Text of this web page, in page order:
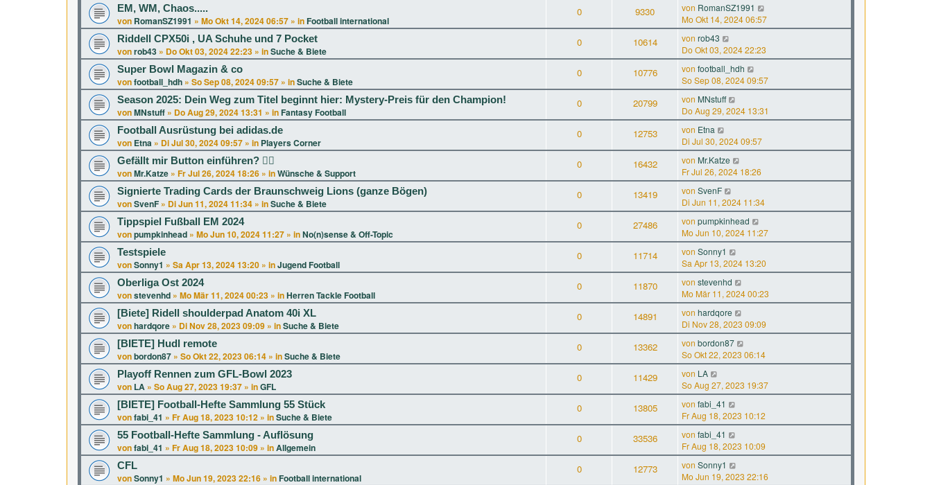
EM, WM, Chaos.....
von RomanSZ1991 » Mo Okt 14, 2024 06:57 » in Football international
0 9330 von RomanSZ1991
Mo Okt 14, 2024 06:57
Riddell CPX50i , UA Schuhe und 7 Pocket
vonrob43 » Do Okt 03, 2024 22:23 » inSuche & Biete
0 10614 von rob43
Do Okt 03, 2024 22:23
Super Bowl Magazin & co
vonfootball_hdh » So Sep 08, 2024 09:57 » inSuche & Biete
0 10776 von football_hdh
So Sep 08, 2024 09:57
Season 2025: Dein Weg zum Titel beginnt hier: Mystery-Preis für den Champion!
vonMNstuff » Do Aug 29, 2024 13:31 » in Fantasy Football
0 20799 von MNstuff
Do Aug 29, 2024 13:31
Football Ausrüstung bei adidas.de
von Etna » Di Jul 30, 2024 09:57 » in Players Corner
0 12753 von Etna
Di Jul 30, 2024 09:57
Gefällt mir Button einführen? 👍🏻
vonMr.Katze » Fr Jul 26, 2024 18:26 » inWünsche & Support
0 16432 von Mr.Katze
Fr Jul 26, 2024 18:26
Signierte Trading Cards der Braunschweig Lions (ganze Bögen)
vonSvenF » Di Jun 11, 2024 11:34 » inSuche & Biete
0 13419 von SvenF
Di Jun 11, 2024 11:34
Tippspiel Fußball EM 2024
vonpumpkinhead » Mo Jun 10, 2024 11:27 » inNo(n)sense & Off-Topic
0 27486 von pumpkinhead
Mo Jun 10, 2024 11:27
Testspiele
vonSonny1 » Sa Apr 13, 2024 13:20 » inJugend Football
0 11714 von Sonny1
Sa Apr 13, 2024 13:20
Oberliga Ost 2024
vonstevenhd » Mo Mär 11, 2024 00:23 » inHerren Tackle Football
0 11870 von stevenhd
Mo Mär 11, 2024 00:23
[Biete] Ridell shoulderpad Anatom 40i XL
vonhardqore » Di Nov 28, 2023 09:09 » inSuche & Biete
0 14891 von hardqore
Di Nov 28, 2023 09:09
[BIETE] Hudl remote
vonbordon87 » So Okt 22, 2023 06:14 » inSuche & Biete
0 13362 von bordon87
So Okt 22, 2023 06:14
Playoff Rennen zum GFL-Bowl 2023
von LA » So Aug 27, 2023 19:37 » inGFL
0 11429 von LA
So Aug 27, 2023 19:37
[BIETE] Football-Hefte Sammlung 55 Stück
vonfabi_41 » Fr Aug 18, 2023 10:12 » inSuche & Biete
0 13805 von fabi_41
Fr Aug 18, 2023 10:12
55 Football-Hefte Sammlung - Auflösung
vonfabi_41 » Fr Aug 18, 2023 10:09 » inAllgemein
0 33536 von fabi_41
Fr Aug 18, 2023 10:09
CFL
vonSonny1 » Mo Jun 19, 2023 22:16 » in Football international
0 12773 von Sonny1
Mo Jun 19, 2023 22:16